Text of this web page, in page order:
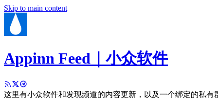
Skip to main content
Appinn Feed｜小众软件
这里有小众软件和发现频道的内容更新，以及一个绑定的私有